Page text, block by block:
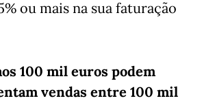
ou mais na sua faturação
100 mil euros podem
vendas entre 100 mil